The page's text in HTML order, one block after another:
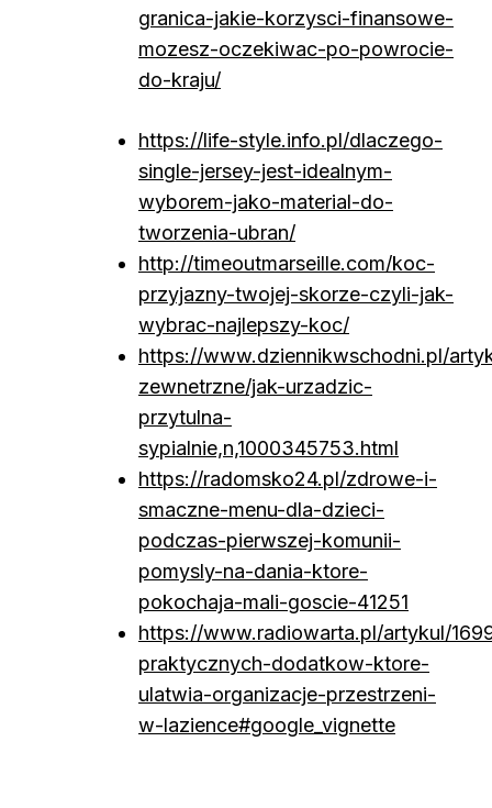
granica-jakie-korzysci-finansowe-
mozesz-oczekiwac-po-powrocie-
do-kraju/
https://life-style.info.pl/dlaczego-
single-jersey-jest-idealnym-
wyborem-jako-material-do-
tworzenia-ubran/
http://timeoutmarseille.com/koc-
przyjazny-twojej-skorze-czyli-jak-
wybrac-najlepszy-koc/
https://www.dziennikwschodni.pl/
zewnetrzne/jak-urzadzic-
przytulna-
sypialnie,n,1000345753.html
https://radomsko24.pl/zdrowe-i-
smaczne-menu-dla-dzieci-
podczas-pierwszej-komunii-
pomysly-na-dania-ktore-
pokochaja-mali-goscie-41251
https://www.radiowarta.pl/artykul/
praktycznych-dodatkow-ktore-
ulatwia-organizacje-przestrzeni-
w-lazience#google_vignette